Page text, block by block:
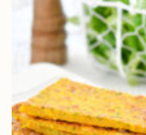
LA
BIÈRE
–
COMME
À
MARSEILLE